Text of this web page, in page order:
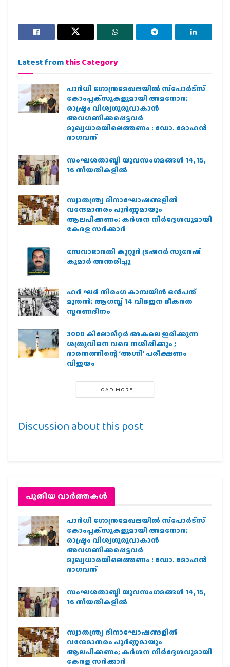
Latest from this Category
പാര്‍ധി ഗോത്രമേഖലയില്‍ സ്‌പോര്‍ട്‌സ്
കോംപ്ലക്‌സുകളുമായി അമനോര;
രാഷ്ട്രം വിശ്വഗുരുവാകാന്‍
അവഗണിക്കപ്പെട്ടവര്‍
മുഖ്യധാരയിലെത്തണം : ഡോ. മോഹന്‍
ഭാഗവത്
സംഘശതാബ്ദി യുവസംഗമങ്ങള്‍ 14, 15,
16 തീയതികളില്‍
സ്വാതന്ത്ര്യ ദിനാഘോഷങ്ങളിൽ
വന്ദേമാതരം പൂർണ്ണമായും
ആലപിക്കണം; കർശന നിർദ്ദേശവുമായി
കേരള സർക്കാർ
സേവാഭാരതി കുറ്റൂർ ട്രഷറർ സുരേഷ്
കുമാർ അന്തരിച്ചു
ഹര്‍ ഘര്‍ തിരംഗ കാമ്പയിന്‍ ഒന്‍പത്
മുതല്‍; ആഗസ്ത് 14 വിഭജന ഭീകരത
സ്മരണദിനം
3000 കിലോമീറ്റർ അകലെ ഇരിക്കുന്ന
ശത്രുവിനെ വരെ നശിപ്പിക്കും ;
ഭാരതത്തിന്റെ ‘അഗ്നി’ പരീക്ഷണം
വിജയം
LOAD MORE
Discussion about this post
പുതിയ വാര്‍ത്തകള്‍
പാര്‍ധി ഗോത്രമേഖലയില്‍ സ്‌പോര്‍ട്‌സ്
കോംപ്ലക്‌സുകളുമായി അമനോര;
രാഷ്ട്രം വിശ്വഗുരുവാകാന്‍
അവഗണിക്കപ്പെട്ടവര്‍
മുഖ്യധാരയിലെത്തണം : ഡോ. മോഹന്‍
ഭാഗവത്
സംഘശതാബ്ദി യുവസംഗമങ്ങള്‍ 14, 15,
16 തീയതികളില്‍
സ്വാതന്ത്ര്യ ദിനാഘോഷങ്ങളിൽ
വന്ദേമാതരം പൂർണ്ണമായും
ആലപിക്കണം; കർശന നിർദ്ദേശവുമായി
കേരള സർക്കാർ